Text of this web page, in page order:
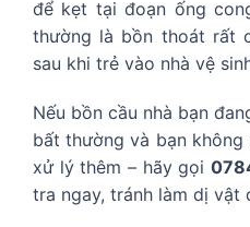
để kẹt tại đoạn ống
thường là bồn thoát rất
sau khi trẻ vào nhà vệ
Nếu bồn cầu nhà bạn
bất thường và bạn
xử lý thêm – hãy gọi
tra ngay, tránh làm dị vật